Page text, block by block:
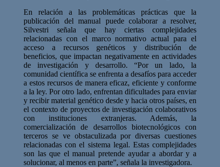
En relación a las problemáticas prácticas que la
publicación del manual puede colaborar a resolver,
Silvestri señala que hay ciertas complejidades
relacionadas con el marco normativo actual para el
acceso a recursos genéticos y distribución de
beneficios, que impactan negativamente en actividades
de investigación y desarrollo. “Por un lado, la
comunidad científica se enfrenta a desafíos para acceder
a estos recursos de manera eficaz, eficiente y conforme
a la ley. Por otro lado, enfrentan dificultades para enviar
y recibir material genético desde y hacia otros países, en
el contexto de proyectos de investigación colaborativos
con instituciones extranjeras. Además, la
comercialización de desarrollos biotecnológicos con
terceros se ve obstaculizada por diversas cuestiones
relacionadas con el sistema legal. Estas complejidades
son las que el manual pretende ayudar a abordar y a
solucionar, al menos en parte”, señala la investigadora.